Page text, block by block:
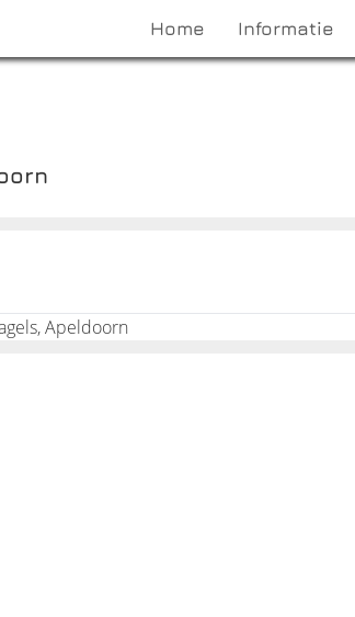
Home Informatie
Apeldoorn